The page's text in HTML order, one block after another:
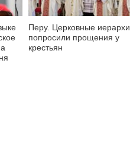
Перу. Церковные иерархи
попросили прощения у
крестьян